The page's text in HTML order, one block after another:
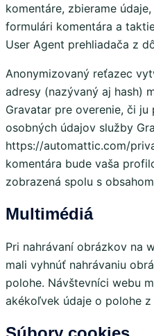
komentáre, zbierame
formulári komentára a
User Agent prehliadača z
Anonymizovaný reťazec
adresy (nazývaný aj hash)
Gravatar pre overenie, či
osobných údajov služby
https://automattic.com/
komentára bude vaša
zobrazená spolu s
Multimédiá
Pri nahrávaní obrázkov na
mali vyhnúť nahrávaniu
polohe. Návštevníci webu
akékoľvek údaje o polohe